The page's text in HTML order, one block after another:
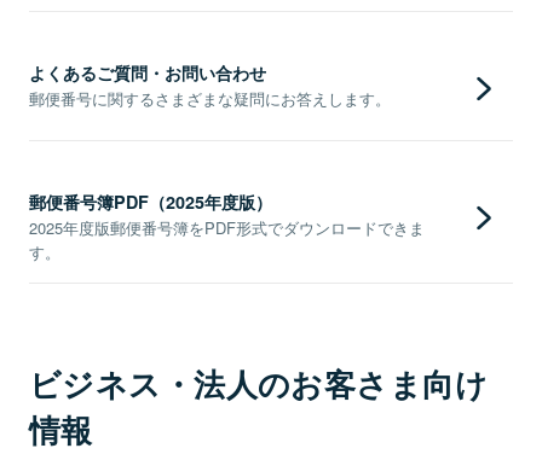
よくあるご質問・お問い合わせ
郵便番号に関するさまざまな疑問にお答えします。
郵便番号簿PDF（2025年度版）
2025年度版郵便番号簿をPDF形式でダウンロードできま
す。
ビジネス・法人のお客さま向け
情報